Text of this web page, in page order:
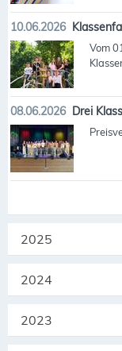
10.06.2026
Vom
08.06.2026 Drei
2025
2024
2023